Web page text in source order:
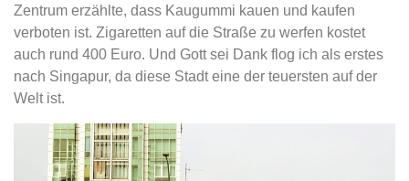
Zentrum erzählte, dass Kaugummi kauen und kaufen
verboten ist. Zigaretten auf die Straße zu werfen kostet
auch rund 400 Euro. Und Gott sei Dank flog ich als erstes
nach Singapur, da diese Stadt eine der teuersten auf der
Welt ist.